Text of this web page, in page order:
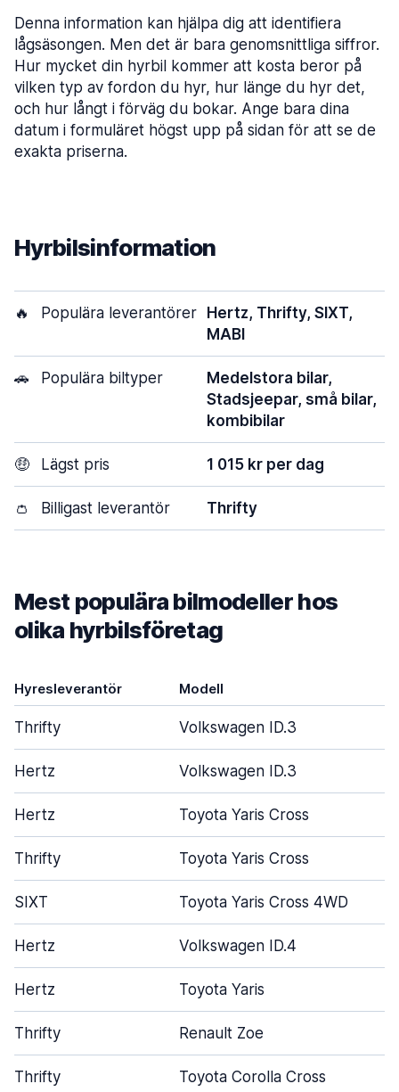
Denna information kan hjälpa dig att identifiera
lågsäsongen. Men det är bara genomsnittliga siffror.
Hur mycket din hyrbil kommer att kosta beror på
vilken typ av fordon du hyr, hur länge du hyr det,
och hur långt i förväg du bokar. Ange bara dina
datum i formuläret högst upp på sidan för att se de
exakta priserna.
Hyrbilsinformation
🔥 Populära leverantörer
Hertz, Thrifty, SIXT,
MABI
🚗 Populära biltyper
Medelstora bilar,
Stadsjeepar, små bilar,
kombibilar
🤑 Lägst pris 1 015 kr per dag
👛 Billigast leverantör Thrifty
Mest populära bilmodeller hos
olika hyrbilsföretag
Hyresleverantör Modell
Thrifty Volkswagen ID.3
Hertz Volkswagen ID.3
Hertz Toyota Yaris Cross
Thrifty Toyota Yaris Cross
SIXT Toyota Yaris Cross 4WD
Hertz Volkswagen ID.4
Hertz Toyota Yaris
Thrifty Renault Zoe
Thrifty Toyota Corolla Cross